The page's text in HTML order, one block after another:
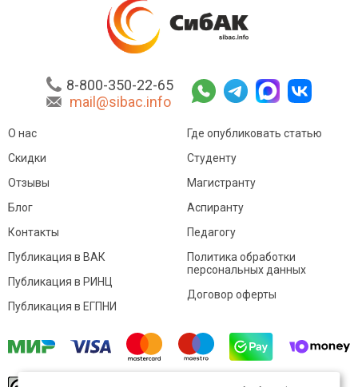
8-800-350-22-65
mail@sibac.info
О нас
Скидки
Отзывы
Блог
Контакты
Где опубликовать статью
Студенту
Магистранту
Аспиранту
Педагогу
Публикация в ВАК
Публикация в РИНЦ
Публикация в ЕГПНИ
Политика обработки
персональных данных
Договор оферты